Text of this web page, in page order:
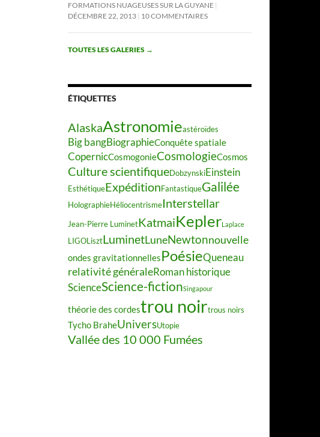
FORMATIONS NUAGEUSES SUR LA GUYANE
DÉCEMBRE 22, 2013 10 COMMENTAIRES
TOUTES LES GALERIES →
ÉTIQUETTES
AlaskaAstronomieastéroïdes
Big bangBiographieConquête spatiale
CopernicCosmogonieCosmologieCosmos
Culture scientifiqueDobzynskiEinstein
EsthétiqueExpéditionFantastiqueGalilée
HolographieHéliocentrismeInterstellar
Jean-Pierre LuminetKatmaiKeplerLaplace
LIGOLisztLuminetLuneNewtonnouvelle
ondes gravitationnellesPoésieQueneau
relativité généraleRoman historique
ScienceScience-fictionSingapour
théorie des cordestrou noirtrous noirs
Tycho BraheUniversUtopie
Vallée des 10 000 Fumées